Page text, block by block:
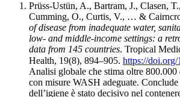
Prüss-Ustün, A., Bartram, J., Clasen,
Cumming, O., Curtis, V., … &
of disease from inadequate water,
low- and middle-income settings: a
data from 145 countries. Tropical
Health, 19(8), 894–905. https://doi.org/
Analisi globale che stima oltre 800.000
con misure WASH adeguate.
dell’igiene è stato decisivo nel